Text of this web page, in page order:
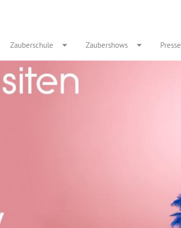
Zauberschule Zaubershows Presse